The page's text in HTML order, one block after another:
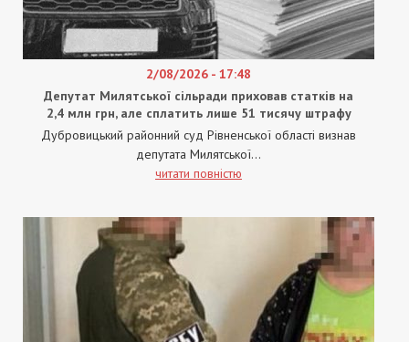
2/08/2026 - 17:48
Депутат Милятської сільради приховав статків на
2,4 млн грн, але сплатить лише 51 тисячу штрафу
Дубровицький районний суд Рівненської області визнав
депутата Милятської...
читати повністю